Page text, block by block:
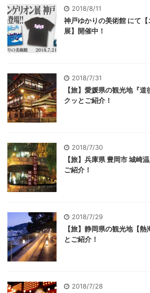
2018/8/11
神戸ゆかりの美術館 にて
展】開催中！
2018/7/31
【旅】愛媛県の観光地『
クッとご紹介！
2018/7/30
【旅】兵庫県 豊岡市 城崎
ご紹介！
2018/7/29
【旅】静岡県の観光地【
とご紹介！
2018/7/28